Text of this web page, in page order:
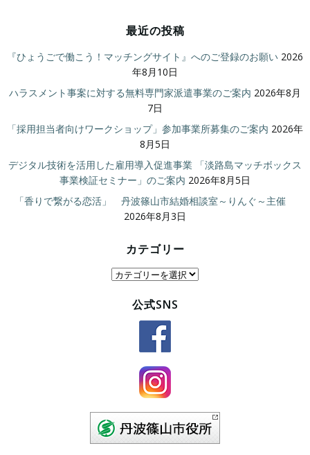
最近の投稿
『ひょうごで働こう！マッチングサイト』へのご登録のお願い 2026
年8月10日
ハラスメント事案に対する無料専門家派遣事業のご案内 2026年8月
7日
「採用担当者向けワークショップ」参加事業所募集のご案内 2026年
8月5日
デジタル技術を活用した雇用導入促進事業 「淡路島マッチボックス
事業検証セミナー」のご案内 2026年8月5日
「香りで繋がる恋活」 丹波篠山市結婚相談室～りんぐ～主催
2026年8月3日
カテゴリー
カ
公式SNS